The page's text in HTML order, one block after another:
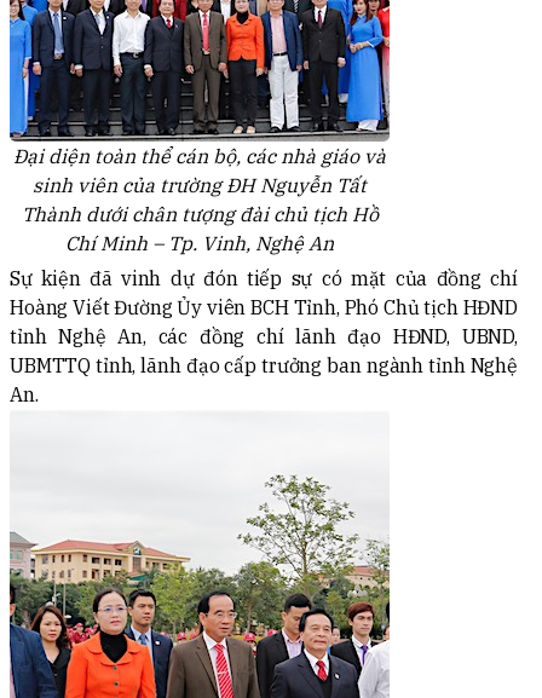
Đại diện toàn thể cán bộ, các nhà giáo và
sinh viên của trường ĐH Nguyễn Tất
Thành dưới chân tượng đài chủ tịch Hồ
Chí Minh – Tp. Vinh, Nghệ An
Sự kiện đã vinh dự đón tiếp sự có mặt của đồng chí
Hoàng Viết Đường Ủy viên BCH Tỉnh, Phó Chủ tịch HĐND
tỉnh Nghệ An, các đồng chí lãnh đạo HĐND, UBND,
UBMTTQ tỉnh, lãnh đạo cấp trưởng ban ngành tỉnh Nghệ
An.